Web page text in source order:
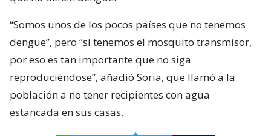
“Somos unos de los pocos países que no tenemos
dengue”, pero “sí tenemos el mosquito transmisor,
por eso es tan importante que no siga
reproduciéndose”, añadió Soria, que llamó a la
población a no tener recipientes con agua
estancada en sus casas.